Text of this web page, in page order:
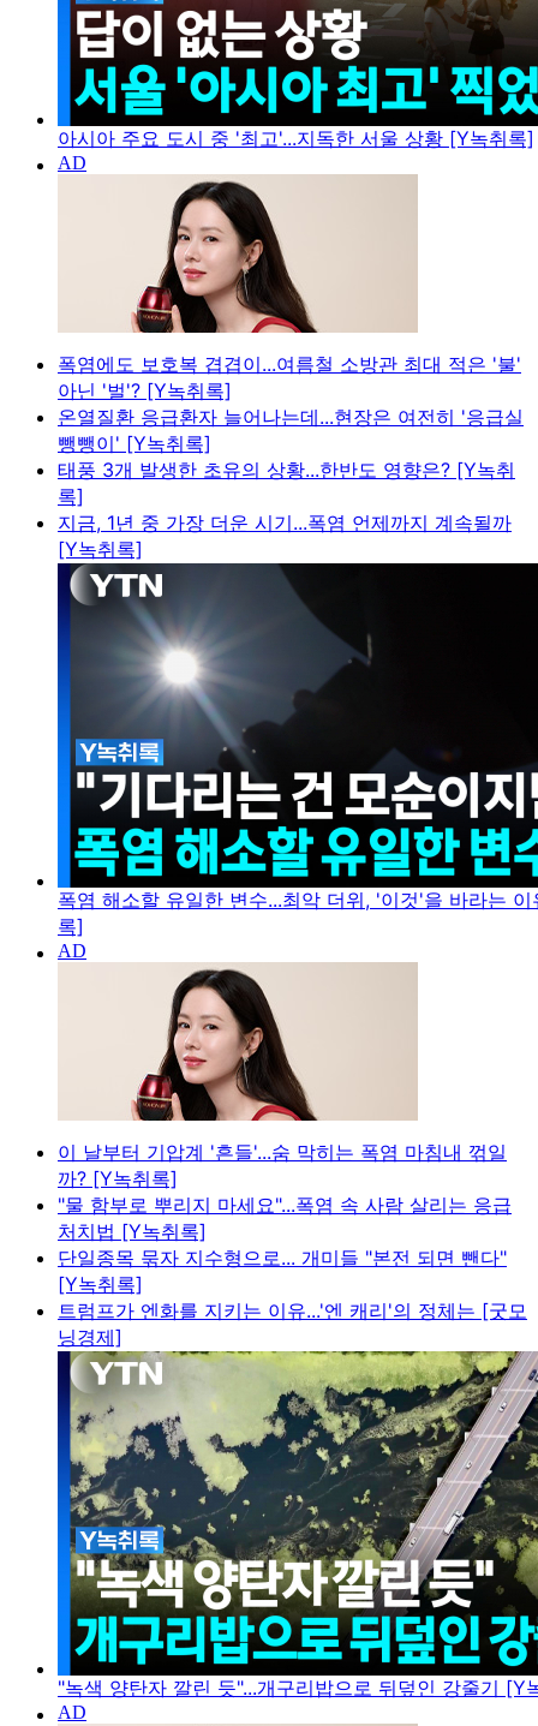
아시아 주요 도시 중 '최고'...지독한 서울 상황 [Y녹취록]
폭염에도 보호복 겹겹이...여름철 소방관 최대 적은 '불'
아닌 '벌'? [Y녹취록]
온열질환 응급환자 늘어나는데...현장은 여전히 '응급실
뺑뺑이' [Y녹취록]
태풍 3개 발생한 초유의 상황...한반도 영향은? [Y녹취
록]
지금, 1년 중 가장 더운 시기...폭염 언제까지 계속될까
[Y녹취록]
폭염 해소할 유일한 변수...최악 더위, '이것'을 바라는
록]
이 날부터 기압계 '흔들'...숨 막히는 폭염 마침내 꺾일
까? [Y녹취록]
"물 함부로 뿌리지 마세요"...폭염 속 사람 살리는 응급
처치법 [Y녹취록]
단일종목 묶자 지수형으로... 개미들 "본전 되면 뺀다"
[Y녹취록]
트럼프가 엔화를 지키는 이유...'엔 캐리'의 정체는 [굿모
닝경제]
"녹색 양탄자 깔린 듯"...개구리밥으로 뒤덮인 강줄기 [Y